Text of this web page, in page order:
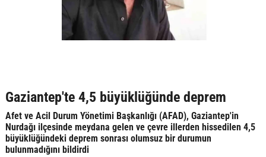
Gaziantep'te 4,5 büyüklüğünde deprem
Afet ve Acil Durum Yönetimi Başkanlığı (AFAD), Gaziantep'in
Nurdağı ilçesinde meydana gelen ve çevre illerden hissedilen 4,5
büyüklüğündeki deprem sonrası olumsuz bir durumun
bulunmadığını bildirdi